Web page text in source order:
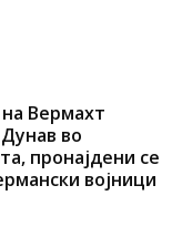
Вермахт
во
пронајдени се
војници